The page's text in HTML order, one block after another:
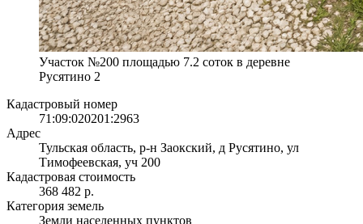
Участок №200 площадью 7.2 соток в деревне
Русятино 2
Кадастровый номер
71:09:020201:2963
Адрес
Тульская область, р-н Заокский, д Русятино, ул
Тимофеевская, уч 200
Кадастровая стоимость
368 482 р.
Категория земель
Земли населенных пунктов